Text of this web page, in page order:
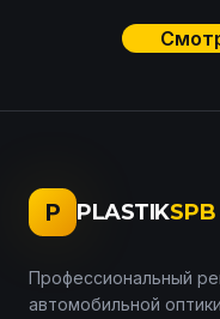
P PLASTIKSPB
Профессиональный
автомобильной